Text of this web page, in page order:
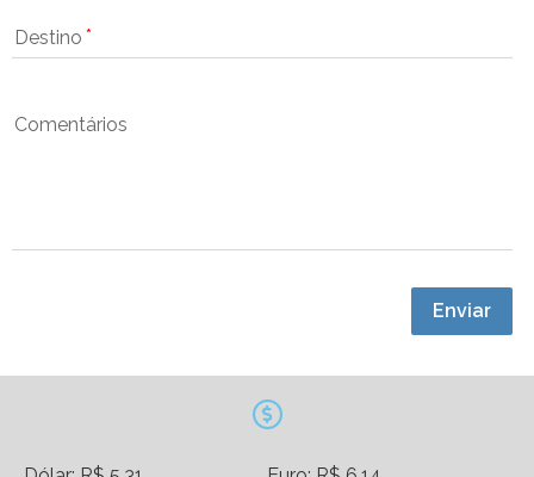
Destino
Comentários
Enviar